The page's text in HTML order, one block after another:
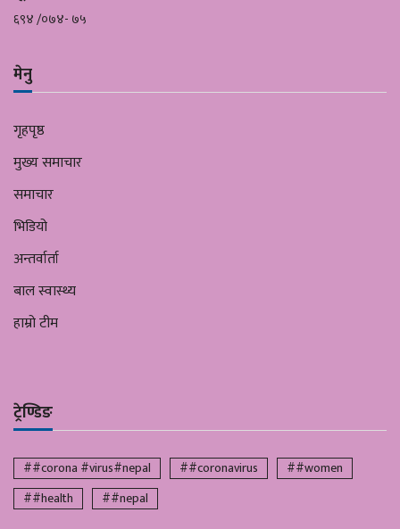
६९४ /०७४- ७५
मेनु
गृहपृष्ठ
मुख्य समाचार
समाचार
भिडियो
अन्तर्वार्ता
बाल स्वास्थ्य
हाम्रो टीम
ट्रेण्डिङ
##corona #virus#nepal ##coronavirus
##women
##health
##nepal